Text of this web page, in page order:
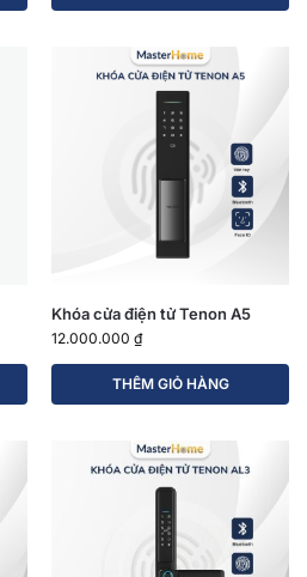
Khóa cửa điện tử Tenon A5
12.000.000 ₫
THÊM GIỎ HÀNG